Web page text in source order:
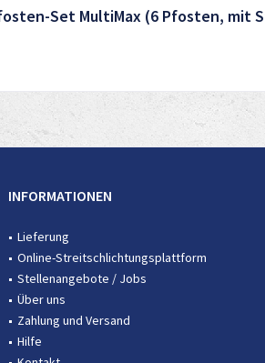
Set MultiMax (6 Pfosten, mit
INFORMATIONEN
Lieferung
Online-Streitschlichtungsplattform
Stellenangebote / Jobs
Über uns
Zahlung und Versand
Hilfe